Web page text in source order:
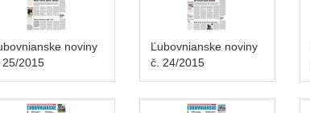
noviny
25/2015
Ľubovnianske noviny
č. 24/2015